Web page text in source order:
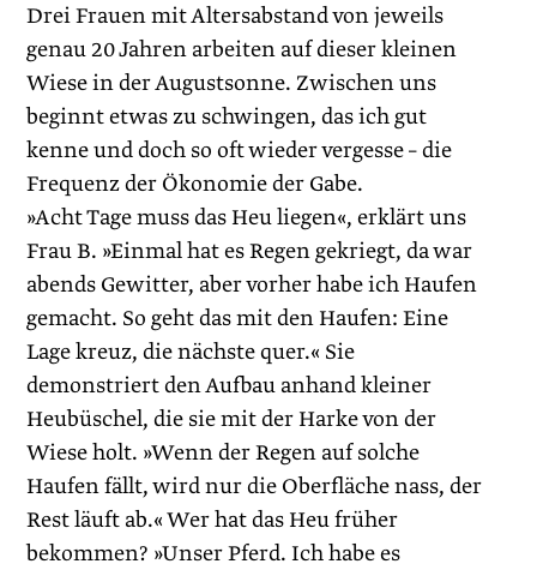
Drei Frauen mit Altersabstand von jeweils
genau 20 Jahren arbeiten auf dieser kleinen
Wiese in der Augustsonne. Zwischen uns
beginnt etwas zu schwingen, das ich gut
kenne und doch so oft wieder vergesse – die
Frequenz der Ökonomie der Gabe.
»Acht Tage muss das Heu liegen«, erklärt uns
Frau B. »Einmal hat es Regen gekriegt, da war
abends Gewitter, aber vorher habe ich Haufen
gemacht. So geht das mit den Haufen: Eine
Lage kreuz, die nächste quer.« Sie
demonstriert den Aufbau anhand kleiner
Heubüschel, die sie mit der Harke von der
Wiese holt. »Wenn der Regen auf solche
Haufen fällt, wird nur die Oberfläche nass, der
Rest läuft ab.« Wer hat das Heu früher
bekommen? »Unser Pferd. Ich habe es